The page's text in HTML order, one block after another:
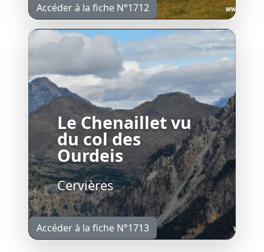
Accéder à la fiche N°1712
Le Chenaillet vu
du col des
Ourdeis
Cervières
Accéder à la fiche N°1713